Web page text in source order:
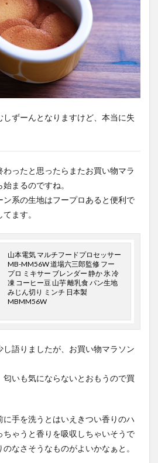
ずーんとなりますけど、本当に失
ったと思ったらまたお買い物マラ
まるのですね。
系の生地はフープロあると便利で
ます。
山本電気 マルチフードプロセッサー
MB-MM56W 道場六三郎監修 フー
プロ ミキサー ブレンダー 静か 氷 冷
凍 コーヒー豆 山芋 離乳食 パン生地
みじん切り ミンチ 日本製
MBMM56W
語りましたが、お買い物マラソン
いも気にならないとおもうので買
手を洗うとはいえきつい香りのハ
ちゃうと香りを吸収しちゃいそうで
なさそうなものがよいかなぁと。